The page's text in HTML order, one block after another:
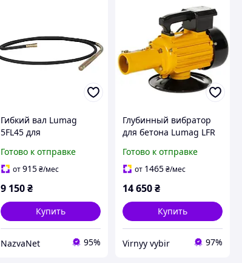
Гибкий вал Lumag
5FL45 для
20E LFR40 длина 6 м
производительность
Готово к отправке
от915 ₴/мес
9 150 ₴
Купить
NazvaNet 95%
Глубинный вибратор
для бетона Lumag LFR
скорость потока 1200 л/
ч комплектация 6 м
Готово к отправке
от 1465₴/мес
14 650₴
Купить
Virnyy vybir 97%